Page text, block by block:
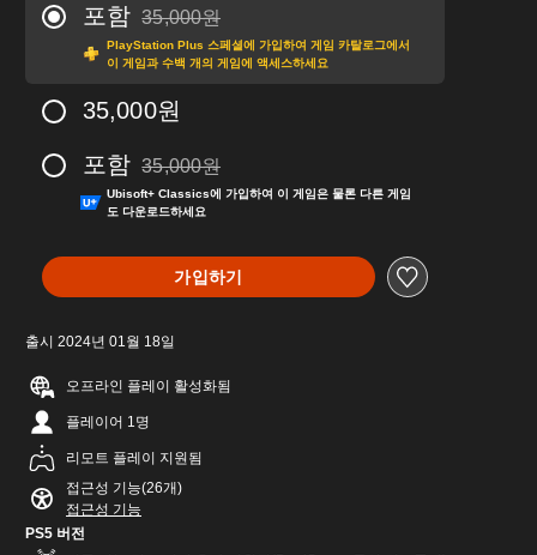
포함 35,000원의 원래 가격에서 할인됨
35,000원
PlayStation Plus 스페셜에 가입하여 게임 카탈로그에서
이 게임과 수백 개의 게임에 액세스하세요
35,000원
포함 35,000원의 원래 가격에서 할인됨
35,000원
Ubisoft+ Classics에 가입하여 이 게임은 물론 다른 게임
도 다운로드하세요
가입하기
출시 2024년 01월 18일
오프라인 플레이 활성화됨
플레이어 1명
리모트 플레이 지원됨
접근성 기능(26개)
접근성 기능
PS5 버전